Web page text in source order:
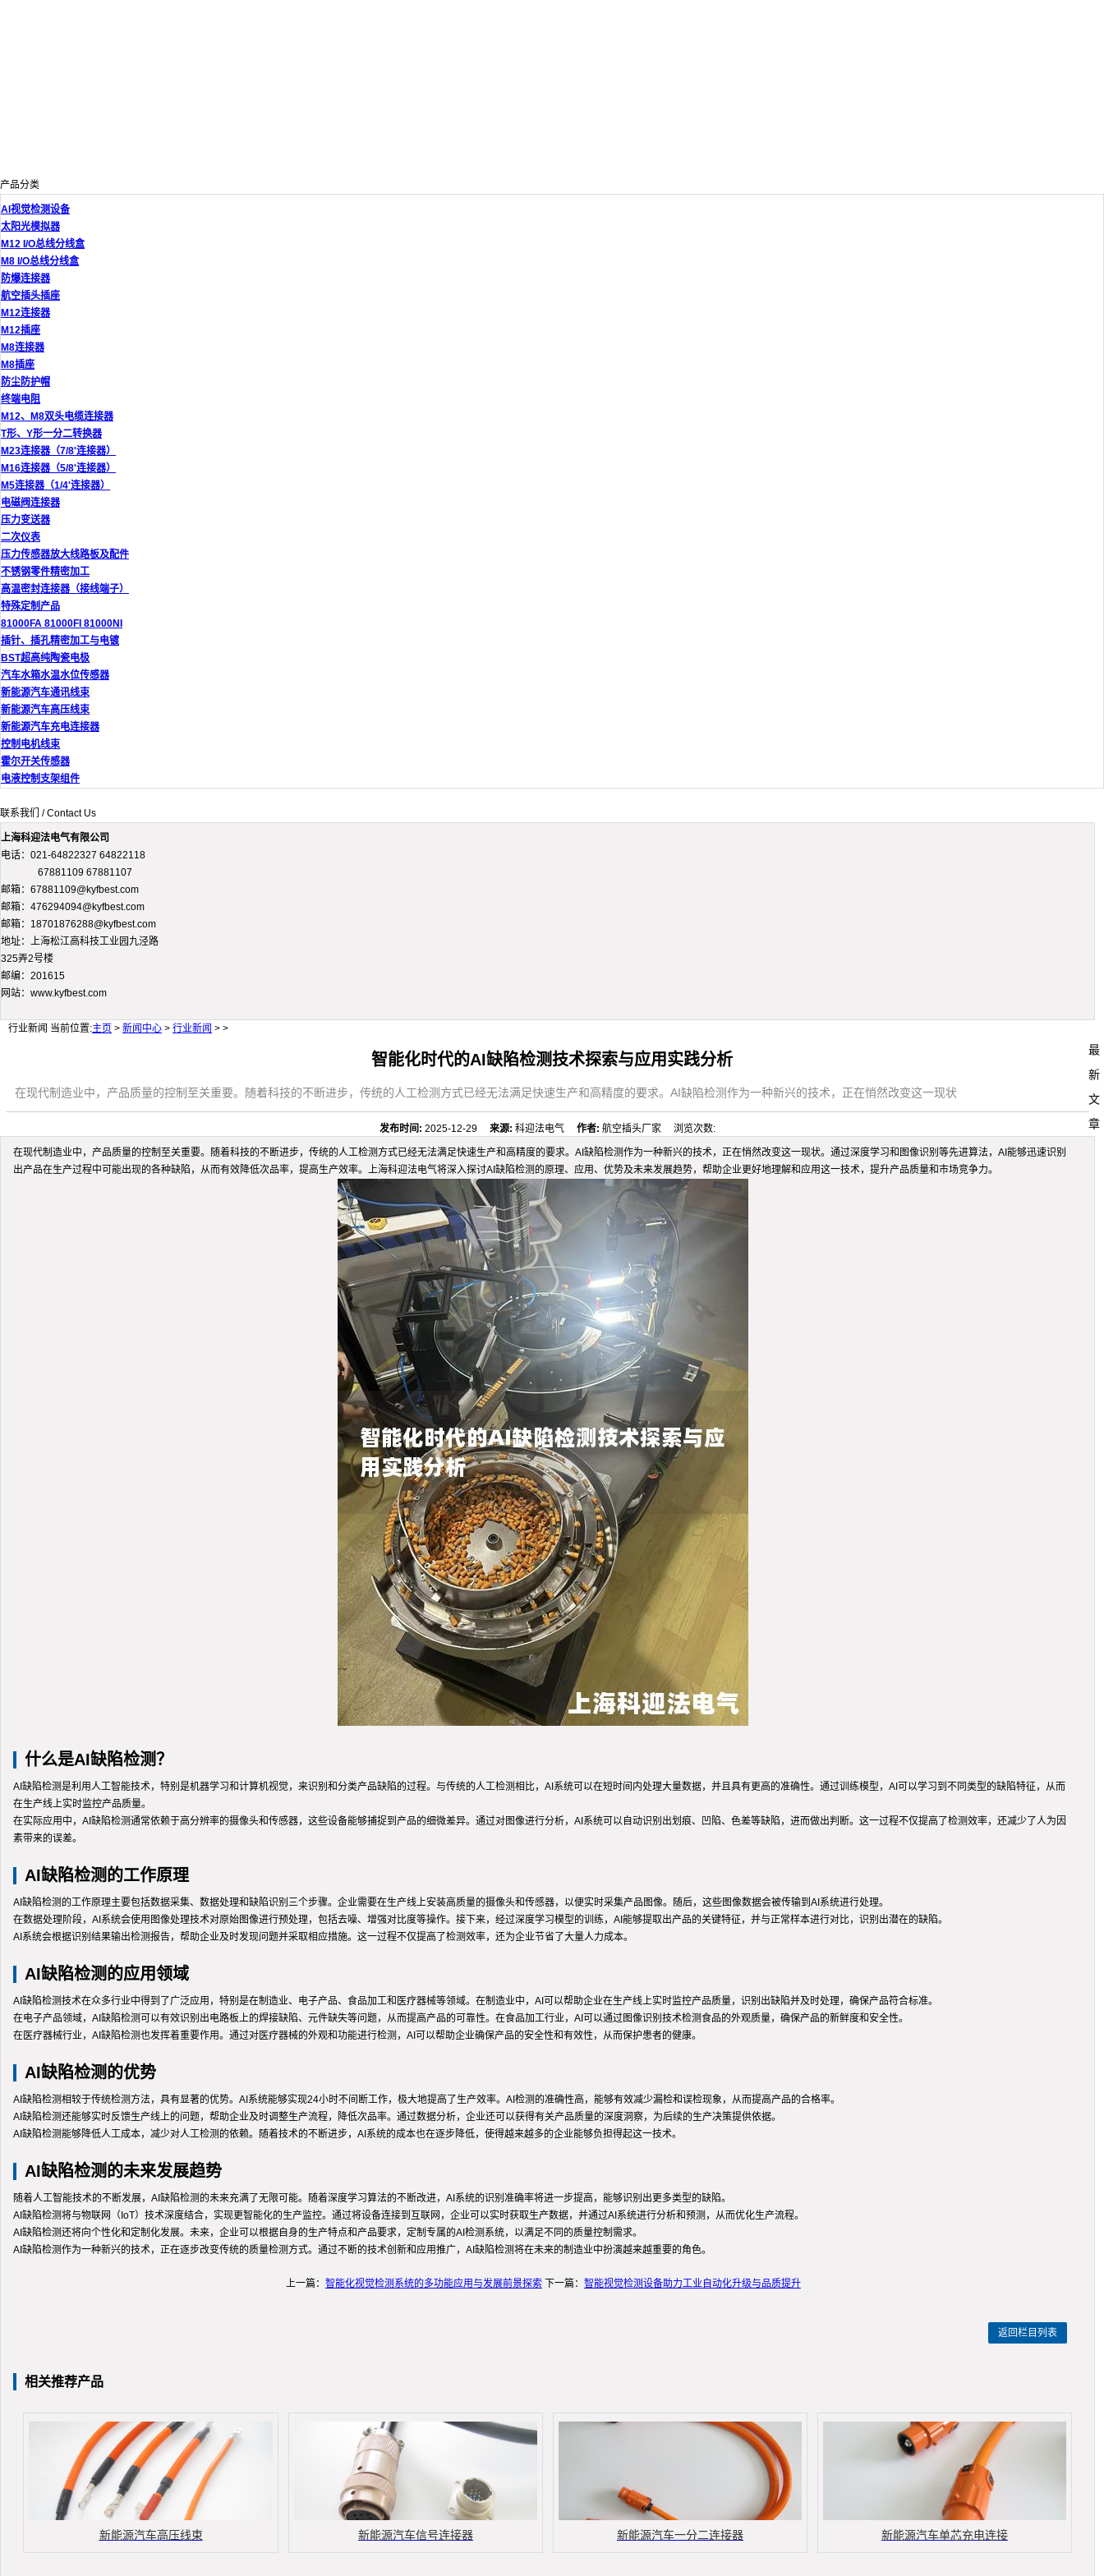
产品分类
AI视觉检测设备
太阳光模拟器
M12 I/O总线分线盒
M8 I/O总线分线盒
防爆连接器
航空插头插座
M12连接器
M12插座
M8连接器
M8插座
防尘防护帽
终端电阻
M12、M8双头电缆连接器
T形、Y形一分二转换器
M23连接器（7/8'连接器）
M16连接器（5/8'连接器）
M5连接器（1/4'连接器）
电磁阀连接器
压力变送器
二次仪表
压力传感器放大线路板及配件
不锈钢零件精密加工
高温密封连接器（接线端子）
特殊定制产品
81000FA 81000FI 81000NI
插针、插孔精密加工与电镀
BST超高纯陶瓷电极
汽车水箱水温水位传感器
新能源汽车通讯线束
新能源汽车高压线束
新能源汽车充电连接器
控制电机线束
霍尔开关传感器
电液控制支架组件
联系我们 / Contact Us
上海科迎法电气有限公司
电话：021-64822327 64822118
67881109 67881107
邮箱：67881109@kyfbest.com
邮箱：476294094@kyfbest.com
邮箱：18701876288@kyfbest.com
地址：上海松江高科技工业园九泾路
325弄2号楼
邮编：201615
网站：www.kyfbest.com
行业新闻 当前位置:主页 > 新闻中心 > 行业新闻 > >
智能化时代的AI缺陷检测技术探索与应用实践分析
在现代制造业中，产品质量的控制至关重要。随着科技的不断进步，传统的人工检测方式已经无法满足快速生产和高精度的要求。AI缺陷检测作为一种新兴的技术，正在悄然改变这一现状
发布时间: 2025-12-29来源: 科迎法电气作者: 航空插头厂家 浏览次数:
在现代制造业中，产品质量的控制至关重要。随着科技的不断进步，传统的人工检测方式已经无法满足快速生产和高精度的要求。AI缺陷检测作为一种新兴的技术，正在悄然改变这一现状。通过深度学习和图像识别等先进算法，AI能够迅速识别
出产品在生产过程中可能出现的各种缺陷，从而有效降低次品率，提高生产效率。上海科迎法电气将深入探讨AI缺陷检测的原理、应用、优势及未来发展趋势，帮助企业更好地理解和应用这一技术，提升产品质量和市场竞争力。
什么是AI缺陷检测？
AI缺陷检测是利用人工智能技术，特别是机器学习和计算机视觉，来识别和分类产品缺陷的过程。与传统的人工检测相比，AI系统可以在短时间内处理大量数据，并且具有更高的准确性。通过训练模型，AI可以学习到不同类型的缺陷特征，从而
在生产线上实时监控产品质量。
在实际应用中，AI缺陷检测通常依赖于高分辨率的摄像头和传感器，这些设备能够捕捉到产品的细微差异。通过对图像进行分析，AI系统可以自动识别出划痕、凹陷、色差等缺陷，进而做出判断。这一过程不仅提高了检测效率，还减少了人为因
素带来的误差。
AI缺陷检测的工作原理
AI缺陷检测的工作原理主要包括数据采集、数据处理和缺陷识别三个步骤。企业需要在生产线上安装高质量的摄像头和传感器，以便实时采集产品图像。随后，这些图像数据会被传输到AI系统进行处理。
在数据处理阶段，AI系统会使用图像处理技术对原始图像进行预处理，包括去噪、增强对比度等操作。接下来，经过深度学习模型的训练，AI能够提取出产品的关键特征，并与正常样本进行对比，识别出潜在的缺陷。
AI系统会根据识别结果输出检测报告，帮助企业及时发现问题并采取相应措施。这一过程不仅提高了检测效率，还为企业节省了大量人力成本。
AI缺陷检测的应用领域
AI缺陷检测技术在众多行业中得到了广泛应用，特别是在制造业、电子产品、食品加工和医疗器械等领域。在制造业中，AI可以帮助企业在生产线上实时监控产品质量，识别出缺陷并及时处理，确保产品符合标准。
在电子产品领域，AI缺陷检测可以有效识别出电路板上的焊接缺陷、元件缺失等问题，从而提高产品的可靠性。在食品加工行业，AI可以通过图像识别技术检测食品的外观质量，确保产品的新鲜度和安全性。
在医疗器械行业，AI缺陷检测也发挥着重要作用。通过对医疗器械的外观和功能进行检测，AI可以帮助企业确保产品的安全性和有效性，从而保护患者的健康。
AI缺陷检测的优势
AI缺陷检测相较于传统检测方法，具有显著的优势。AI系统能够实现24小时不间断工作，极大地提高了生产效率。AI检测的准确性高，能够有效减少漏检和误检现象，从而提高产品的合格率。
AI缺陷检测还能够实时反馈生产线上的问题，帮助企业及时调整生产流程，降低次品率。通过数据分析，企业还可以获得有关产品质量的深度洞察，为后续的生产决策提供依据。
AI缺陷检测能够降低人工成本，减少对人工检测的依赖。随着技术的不断进步，AI系统的成本也在逐步降低，使得越来越多的企业能够负担得起这一技术。
AI缺陷检测的未来发展趋势
随着人工智能技术的不断发展，AI缺陷检测的未来充满了无限可能。随着深度学习算法的不断改进，AI系统的识别准确率将进一步提高，能够识别出更多类型的缺陷。
AI缺陷检测将与物联网（IoT）技术深度结合，实现更智能化的生产监控。通过将设备连接到互联网，企业可以实时获取生产数据，并通过AI系统进行分析和预测，从而优化生产流程。
AI缺陷检测还将向个性化和定制化发展。未来，企业可以根据自身的生产特点和产品要求，定制专属的AI检测系统，以满足不同的质量控制需求。
AI缺陷检测作为一种新兴的技术，正在逐步改变传统的质量检测方式。通过不断的技术创新和应用推广，AI缺陷检测将在未来的制造业中扮演越来越重要的角色。
上一篇： 智能化视觉检测系统的多功能应用与发展前景探索下一篇： 智能视觉检测设备助力工业自动化升级与品质提升
返回栏目列表
相关推荐产品
新能源汽车高压线束 新能源汽车信号连接器 新能源汽车一分二连接器 新能源汽车单芯充电连接
最
新
文
章